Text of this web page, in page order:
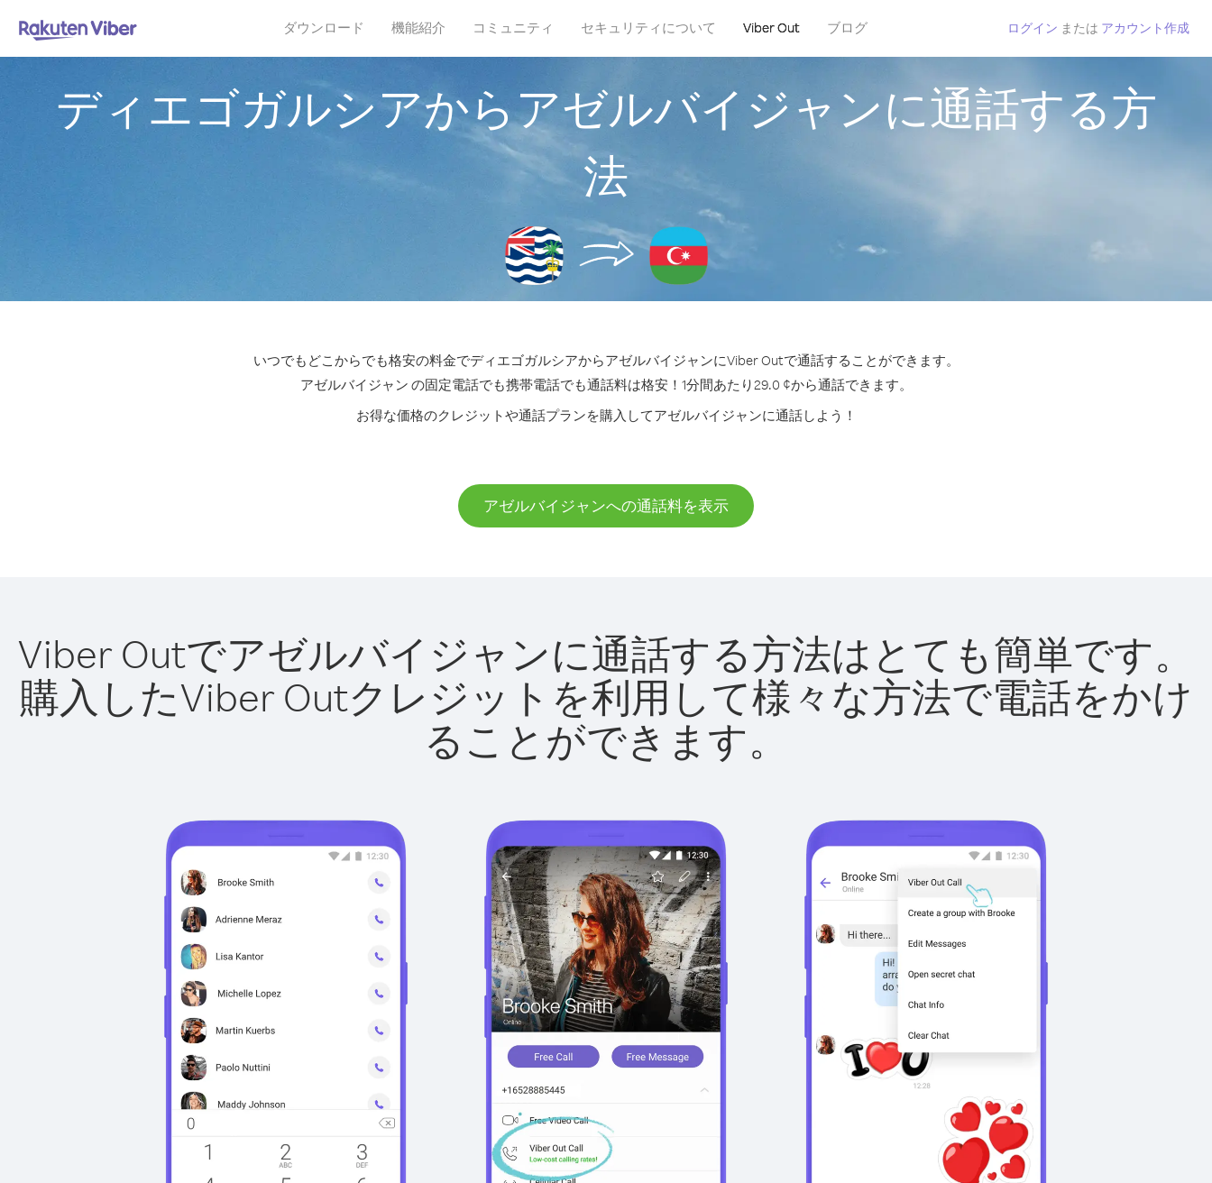
ダウンロード 機能紹介 コミュニティ セキュリティについて Viber Out ブログ ログイン または アカウント作成
ディエゴガルシアからアゼルバイジャンに通話する方
法
いつでもどこからでも格安の料金でディエゴガルシアからアゼルバイジャンにViber Outで通話することができます。
アゼルバイジャン の固定電話でも携帯電話でも通話料は格安！1分間あたり29.0 ¢から通話できます。
お得な価格のクレジットや通話プランを購入してアゼルバイジャンに通話しよう！
アゼルバイジャンへの通話料を表示
Viber Outでアゼルバイジャンに通話する方法はとても簡単です。
購入したViber Outクレジットを利用して様々な方法で電話をかけ
ることができます。